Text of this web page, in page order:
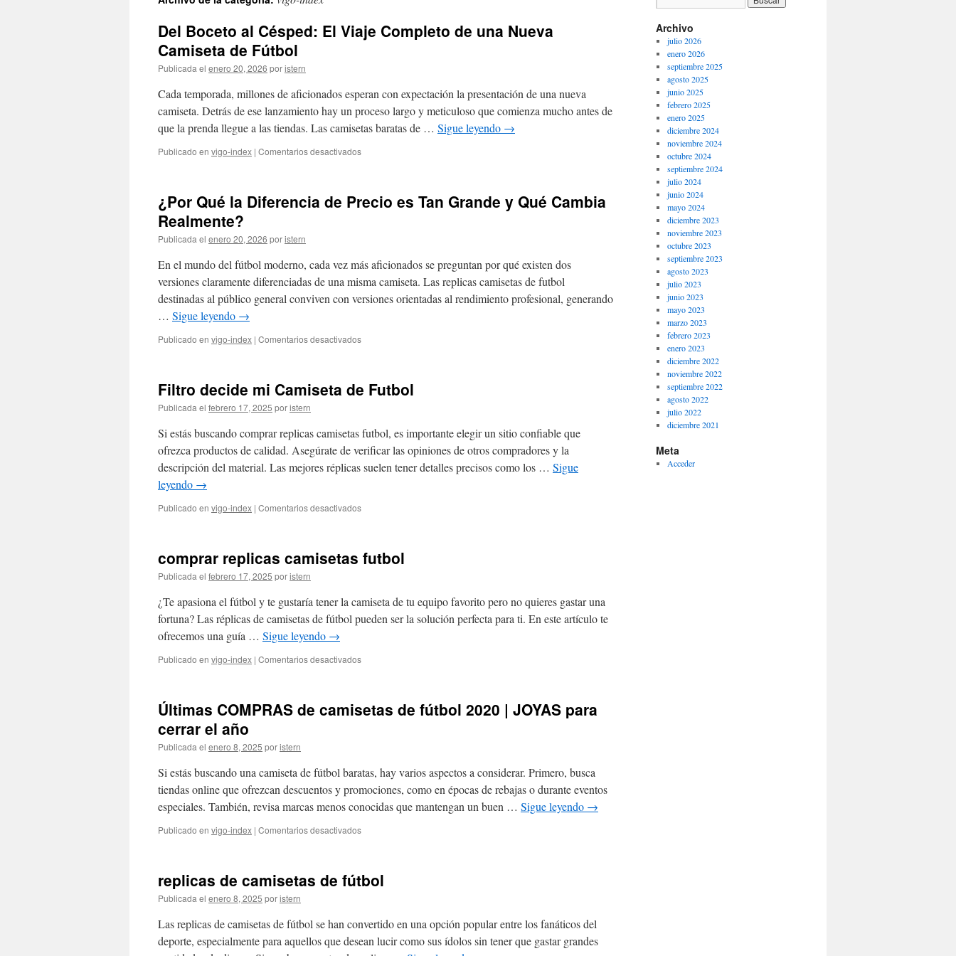
contenido
Del Boceto al Césped: El Viaje Completo de una Nueva
Camiseta de Fútbol
Publicada el enero 20, 2026 poristern
Cada temporada, millones de aficionados esperan con expectación la presentación de una nueva
camiseta. Detrás de ese lanzamiento hay un proceso largo y meticuloso que comienza mucho antes de
que la prenda llegue a las tiendas. Las camisetas baratas de … Sigue leyendo →
Publicado en vigo-index | Comentarios desactivadosen
Césped:
una
Nueva
de
¿Por Qué la Diferencia de Precio es Tan Grande y Qué Cambia
Realmente?
Publicada el enero 20, 2026 poristern
En el mundo del fútbol moderno, cada vez más aficionados se preguntan por qué existen dos
versiones claramente diferenciadas de una misma camiseta. Las replicas camisetas de futbol
destinadas al público general conviven con versiones orientadas al rendimiento profesional, generando
… Sigue leyendo →
Publicado en vigo-index | Comentarios desactivadosen
Diferencia
es
Tan
Grande
y
Filtro decide mi Camiseta de Futbol
Publicada el febrero 17, 2025 poristern
Si estás buscando comprar replicas camisetas futbol, es importante elegir un sitio confiable que
ofrezca productos de calidad. Asegúrate de verificar las opiniones de otros compradores y la
descripción del material. Las mejores réplicas suelen tener detalles precisos como los … Sigue
leyendo →
Publicado en vigo-index | Comentarios desactivadosen
Camiseta
comprar replicas camisetas futbol
Publicada el febrero 17, 2025 poristern
¿Te apasiona el fútbol y te gustaría tener la camiseta de tu equipo favorito pero no quieres gastar una
fortuna? Las réplicas de camisetas de fútbol pueden ser la solución perfecta para ti. En este artículo te
ofrecemos una guía … Sigue leyendo →
Publicado en vigo-index | Comentarios desactivadosen
futbol
Últimas COMPRAS de camisetas de fútbol 2020 | JOYAS para
cerrar el año
Publicada el enero 8, 2025 poristern
Si estás buscando una camiseta de fútbol baratas, hay varios aspectos a considerar. Primero, busca
tiendas online que ofrezcan descuentos y promociones, como en épocas de rebajas o durante eventos
especiales. También, revisa marcas menos conocidas que mantengan un buen … Sigue leyendo →
Publicado en vigo-index | Comentarios desactivadosen
camisetas
2020
|
JOYAS
replicas de camisetas de fútbol
Publicada el enero 8, 2025 poristern
Las replicas de camisetas de fútbol se han convertido en una opción popular entre los fanáticos del
deporte, especialmente para aquellos que desean lucir como sus ídolos sin tener que gastar grandes
Archivo
julio 2026
enero 2026
septiembre 2025
agosto 2025
junio 2025
febrero 2025
enero 2025
diciembre 2024
noviembre 2024
octubre 2024
septiembre 2024
julio 2024
junio 2024
mayo 2024
diciembre 2023
noviembre 2023
octubre 2023
septiembre 2023
agosto 2023
julio 2023
junio 2023
mayo 2023
marzo 2023
febrero 2023
enero 2023
diciembre 2022
noviembre 2022
septiembre 2022
agosto 2022
julio 2022
diciembre 2021
Meta
Acceder